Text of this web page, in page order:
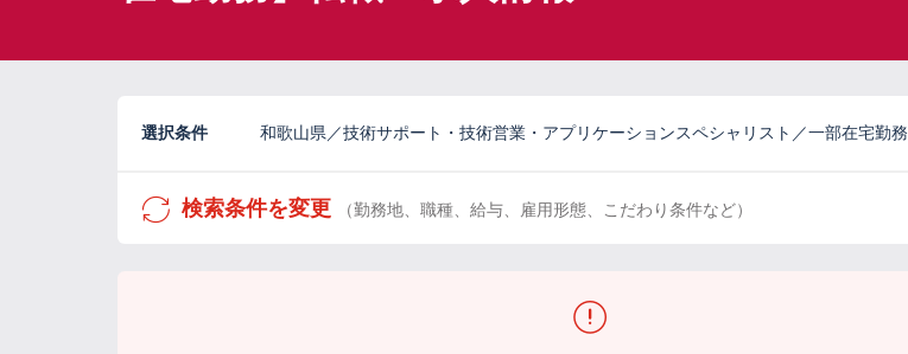
選択条件 和歌山県／技術サポート・技術営業・アプリケーションスペシャリスト／一部在宅勤務
検索条件を変更 （勤務地、職種、給与、雇用形態、こだわり条件など）